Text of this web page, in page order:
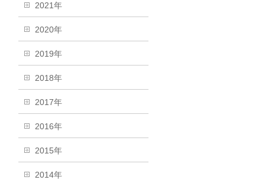
2021年
2020年
2019年
2018年
2017年
2016年
2015年
2014年